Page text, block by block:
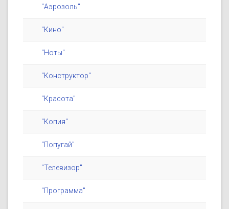
"Аэрозоль"
"Кино"
"Ноты"
"Конструктор"
"Красота"
"Копия"
"Попугай"
"Телевизор"
"Программа"